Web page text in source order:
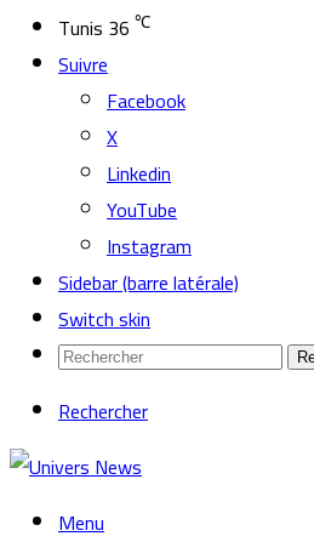
Tunis 36 ℃
Suivre
Facebook
X
Linkedin
YouTube
Instagram
Sidebar (barre latérale)
Switch skin
Rechercher
Menu